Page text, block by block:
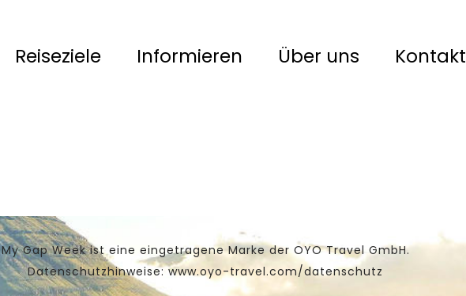
Reiseziele Informieren Über uns Kontakt
My Gap Week ist eine eingetragene Marke der OYO Travel GmbH.
Datenschutzhinweise:www.oyo-travel.com/datenschutz